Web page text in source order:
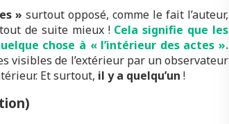
» surtout opposé, comme le fait l’auteur,
tout de suite mieux ! Cela signifie que les
chose à « l’intérieur des actes ».
visibles de l’extérieur par un observateur
Et surtout, il y a quelqu’un !